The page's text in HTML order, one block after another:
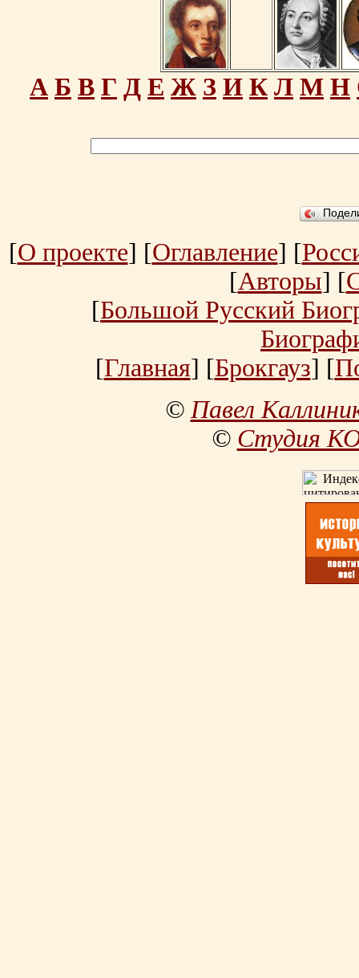
А Б В Г Д Е Ж З И К Л М Н
[О проекте] [Оглавление] [
[Авторы] [
[Большой Русский
[Главная] [Брокгауз] [
©Павел
© Студия